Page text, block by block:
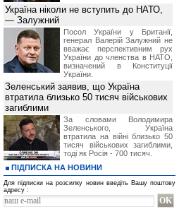
Україна ніколи не вступить до НАТО,
— Залужний
Посол України у Британії,
генерал Валерій Залужний не
вважає перспективним рух
України до членства в НАТО,
визначений в Конституції
України.
Зеленський заявив, що Україна
втратила близько 50 тисяч військових
загиблими
За словами Володимира
Зеленського, Україна
втратила на війні близько 50
тисяч військових загиблими,
тоді як Росія - 700 тисяч.
ПІДПИСКА НА НОВИНИ
Для підписки на розсилку новин введіть Вашу поштову
адресу :